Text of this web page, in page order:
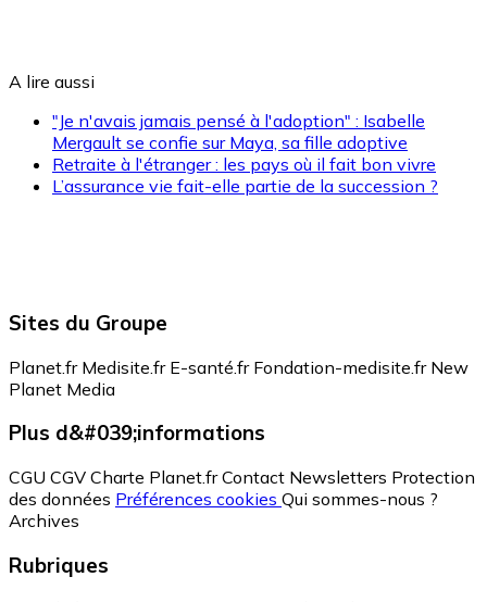
A lire aussi
"Je n'avais jamais pensé à l'adoption" : Isabelle
Mergault se confie sur Maya, sa fille adoptive
Retraite à l'étranger : les pays où il fait bon vivre
L’assurance vie fait-elle partie de la succession ?
Sites du Groupe
Planet.fr Medisite.fr E-santé.fr Fondation-medisite.fr New
Planet Media
Plus d&#039;informations
CGU CGV Charte Planet.fr Contact Newsletters Protection
des données Préférences cookies Qui sommes-nous ?
Archives
Rubriques